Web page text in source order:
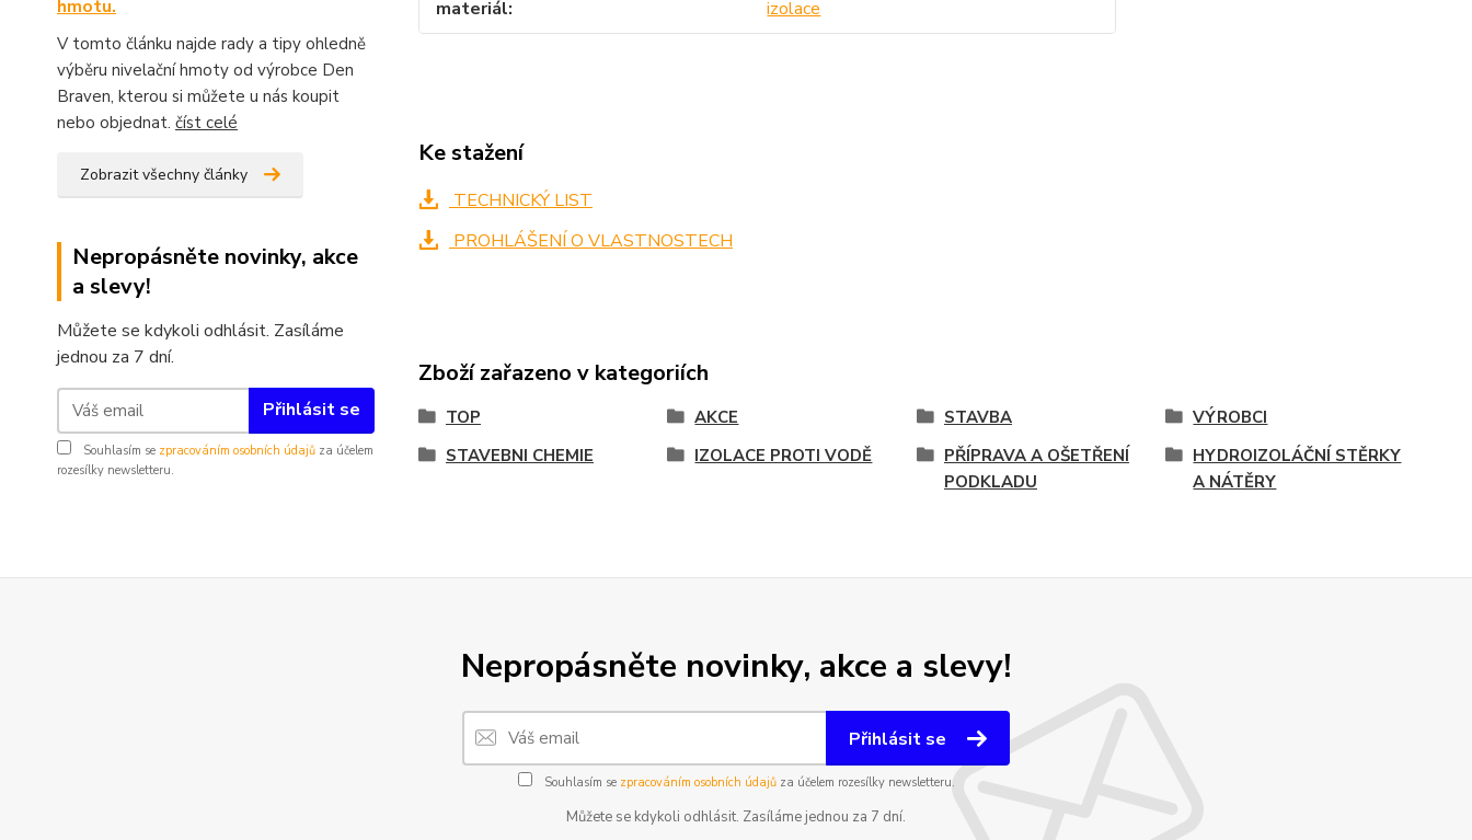
hmotu.
V tomto článku najde rady a tipy ohledně
výběru nivelační hmoty od výrobce Den
Braven, kterou si můžete u nás koupit
nebo objednat. číst celé
Zobrazit všechny články
Nepropásněte novinky, akce
a slevy!
Můžete se kdykoli odhlásit. Zasíláme
jednou za 7 dní.
Přihlásit se
Souhlasím se zpracováním osobních údajů za účelem
rozesílky newsletteru.
materiál
izolace
Ke stažení
TECHNICKÝ LIST
PROHLÁŠENÍ O VLASTNOSTECH
Zboží zařazeno v kategoriích
TOP AKCE STAVBA
VÝROBCI
STAVEBNI CHEMIE
IZOLACE PROTI VODĚ
PŘÍPRAVA A OŠETŘENÍ
PODKLADU
HYDROIZOLÁČNÍ STĚRKY
A NÁTĚRY
Nepropásněte novinky, akce a slevy!
Přihlásit se
Souhlasím se zpracováním osobních údajůza účelem rozesílky newsletteru.
Můžete se kdykoli odhlásit. Zasíláme jednou za 7 dní.